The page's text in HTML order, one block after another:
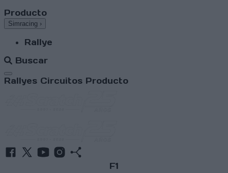
Producto
Simracing ›
Rallye
Buscar
Abrir menú
Rallyes Circuitos Producto
F1